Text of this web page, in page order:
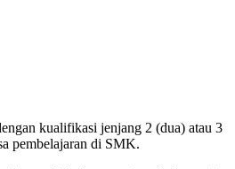
kualifikasi jenjang 2 (dua) atau 3
pembelajaran di SMK.